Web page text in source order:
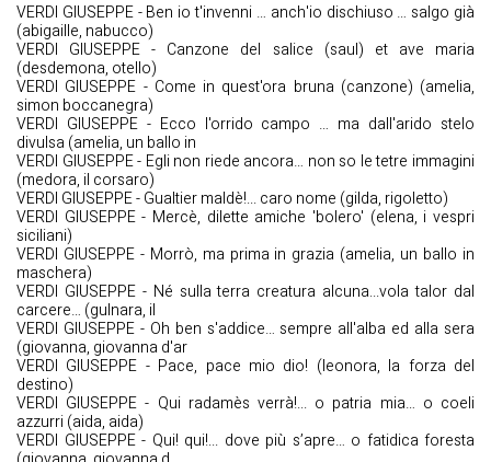
VERDI GIUSEPPE - Ben io t'invenni … anch'io dischiuso … salgo già
(abigaille, nabucco)
VERDI GIUSEPPE - Canzone del salice (saul) et ave maria
(desdemona, otello)
VERDI GIUSEPPE - Come in quest'ora bruna (canzone) (amelia,
simon boccanegra)
VERDI GIUSEPPE - Ecco l'orrido campo … ma dall'arido stelo
divulsa (amelia, un ballo in
VERDI GIUSEPPE - Egli non riede ancora… non so le tetre immagini
(medora, il corsaro)
VERDI GIUSEPPE - Gualtier maldè!... caro nome (gilda, rigoletto)
VERDI GIUSEPPE - Mercè, dilette amiche 'bolero' (elena, i vespri
siciliani)
VERDI GIUSEPPE - Morrò, ma prima in grazia (amelia, un ballo in
maschera)
VERDI GIUSEPPE - Né sulla terra creatura alcuna...vola talor dal
carcere… (gulnara, il
VERDI GIUSEPPE - Oh ben s'addice… sempre all'alba ed alla sera
(giovanna, giovanna d'ar
VERDI GIUSEPPE - Pace, pace mio dio! (leonora, la forza del
destino)
VERDI GIUSEPPE - Qui radamès verrà!... o patria mia… o coeli
azzurri (aida, aida)
VERDI GIUSEPPE - Qui! qui!... dove più s’apre… o fatidica foresta